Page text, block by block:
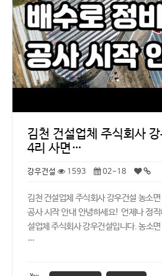
김천 건설업체 주식회사
4리 사면…
강우건설 1593 02-18
김천 건설업체 주식회사 강우건설 농소
공사 시작 안내 안녕하세요! 언제나 정
설업체 주식회사 강우건설입니다. 농소
…